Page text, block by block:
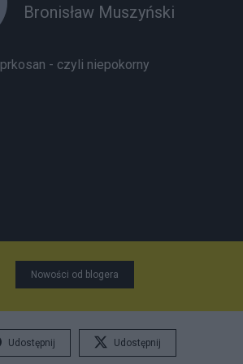
Bronisław Muszyński
prkosan - czyli niepokorny
Nowości od blogera
Udostępnij Udostępnij